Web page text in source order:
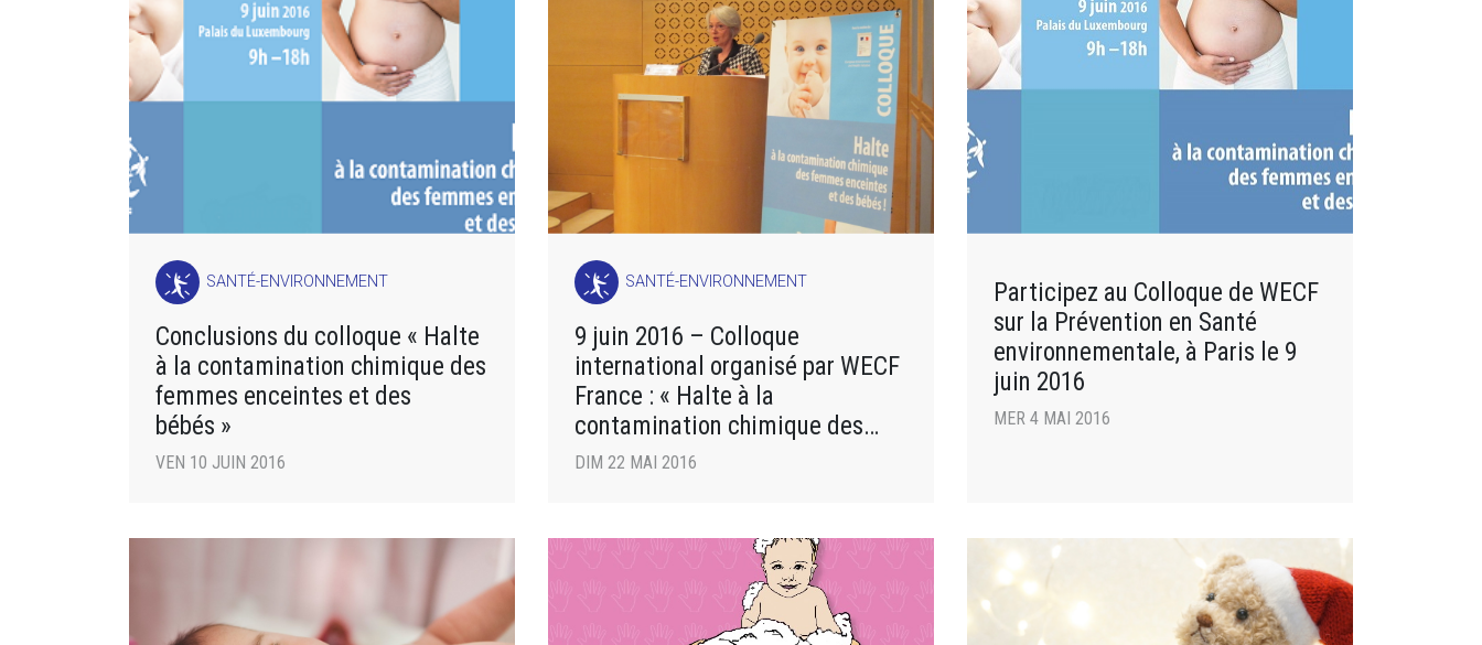
SANTÉ-ENVIRONNEMENT
Conclusions du colloque « Halte
à la contamination chimique des
femmes enceintes et des
bébés »
VEN 10 JUIN 2016
SANTÉ-ENVIRONNEMENT
9 juin 2016 – Colloque
international organisé par WECF
France : « Halte à la
contamination chimique des
femmes enceintes et des bébés
DIM 22 MAI 2016
Participez au Colloque de WECF
sur la Prévention en Santé
environnementale, à Paris le 9
juin 2016
MER 4 MAI 2016